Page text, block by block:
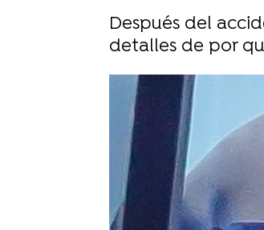
Después del
detalles de por
Zac Efron hace un
persona